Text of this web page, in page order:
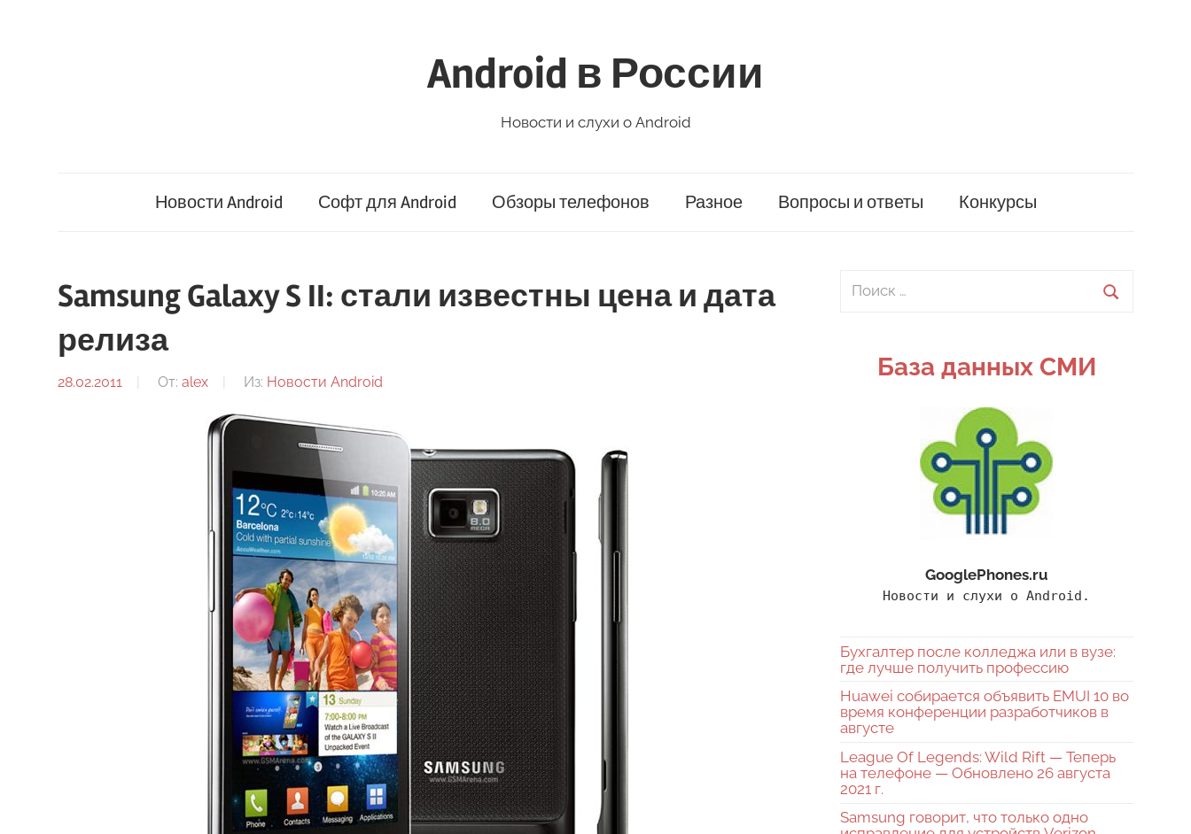
Android в России
Новости и слухи о Android
Новости Android Софт для Android Обзоры телефонов Разное Вопросы и ответы Конкурсы
Samsung Galaxy S II: стали известны цена и дата
релиза
28.02.2011 От: alex Из: Новости Android
Поиск
База данных СМИ
GooglePhones.ru
Новости и слухи о Android.
Бухгалтер после колледжа или в вузе:
где лучше получить профессию
Huawei собирается объявить EMUI 10 во
время конференции разработчиков в
августе
League Of Legends: Wild Rift — Теперь
на телефоне — Обновлено 26 августа
2021 г.
Samsung говорит, что только одно